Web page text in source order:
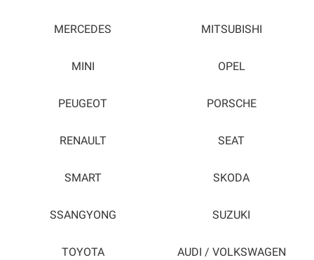
MERCEDES MITSUBISHI
MINI OPEL
PEUGEOT PORSCHE
RENAULT SEAT
SMART SKODA
SSANGYONG SUZUKI
TOYOTA AUDI / VOLKSWAGEN